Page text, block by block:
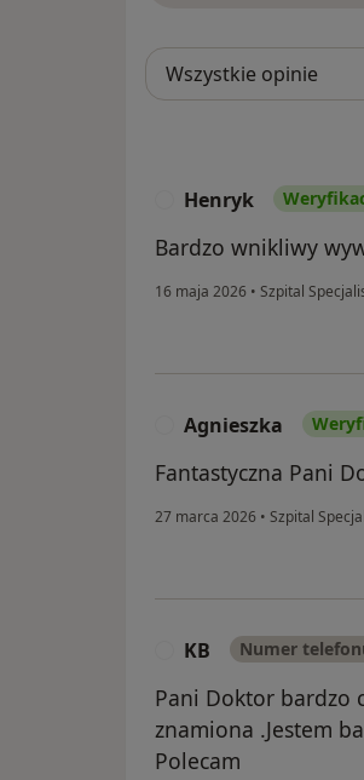
Henryk
Bardzo wnikliwy
16 maja 2026 • Szpital
Agnieszka
Fantastyczna Pani
27 marca 2026 • Szpital
KB Numer
Pani Doktor bardzo
znamiona .Jestem
Polecam